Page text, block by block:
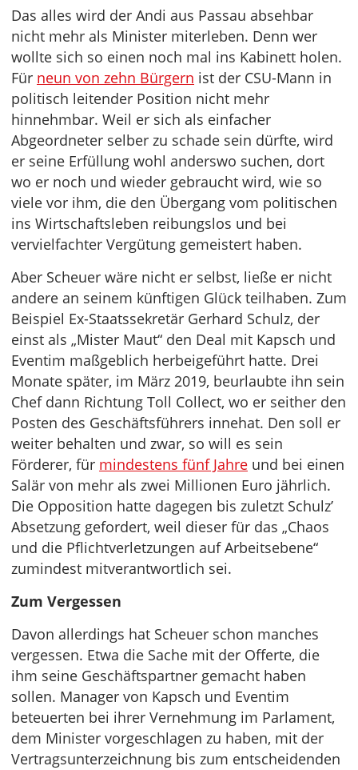
Das alles wird der Andi aus Passau absehbar
nicht mehr als Minister miterleben. Denn wer
wollte sich so einen noch mal ins Kabinett holen.
Für neun von zehn Bürgern ist der CSU-Mann in
politisch leitender Position nicht mehr
hinnehmbar. Weil er sich als einfacher
Abgeordneter selber zu schade sein dürfte, wird
er seine Erfüllung wohl anderswo suchen, dort
wo er noch und wieder gebraucht wird, wie so
viele vor ihm, die den Übergang vom politischen
ins Wirtschaftsleben reibungslos und bei
vervielfachter Vergütung gemeistert haben.
Aber Scheuer wäre nicht er selbst, ließe er nicht
andere an seinem künftigen Glück teilhaben. Zum
Beispiel Ex-Staatssekretär Gerhard Schulz, der
einst als „Mister Maut“ den Deal mit Kapsch und
Eventim maßgeblich herbeigeführt hatte. Drei
Monate später, im März 2019, beurlaubte ihn sein
Chef dann Richtung Toll Collect, wo er seither den
Posten des Geschäftsführers innehat. Den soll er
weiter behalten und zwar, so will es sein
Förderer, für mindestens fünf Jahre und bei einen
Salär von mehr als zwei Millionen Euro jährlich.
Die Opposition hatte dagegen bis zuletzt Schulz’
Absetzung gefordert, weil dieser für das „Chaos
und die Pflichtverletzungen auf Arbeitsebene“
zumindest mitverantwortlich sei.
Zum Vergessen
Davon allerdings hat Scheuer schon manches
vergessen. Etwa die Sache mit der Offerte, die
ihm seine Geschäftspartner gemacht haben
sollen. Manager von Kapsch und Eventim
beteuerten bei ihrer Vernehmung im Parlament,
dem Minister vorgeschlagen zu haben, mit der
Vertragsunterzeichnung bis zum entscheidenden